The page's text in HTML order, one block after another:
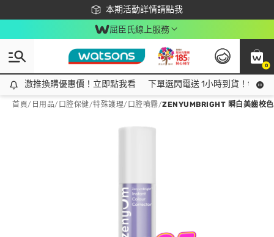
本期活動詳情請點我
下載app最高回饋$350
屈臣氏線上服務
0
激推換購優惠價！立即點我看
激推換購優惠價！立即點我看 下單選閃電送 1小時到貨！領神
首頁/ 日用品/ 口腔保健/特殊護理/口腔噴霧/ZENYUMBRIGHT 瞬白美齒校